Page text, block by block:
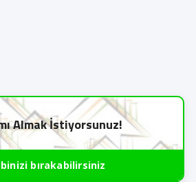
Almak İstiyorsunuz!
bırakabilirsiniz